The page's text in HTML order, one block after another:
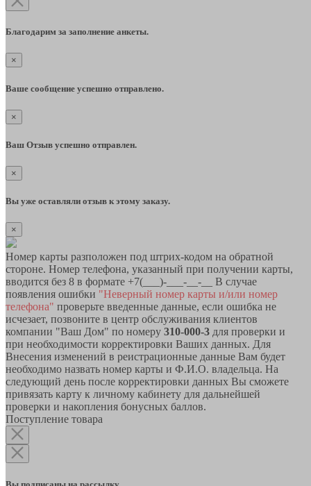
Благодарим за заполнение анкеты.
×
Ваше сообщение успешно отправлено.
×
Ваш Отзыв успешно отправлен.
×
Вы уже оставляли отзыв к этому заказу.
×
Номер карты разположен под штрих-кодом на обратной
стороне. Номер телефона, указанный при получении карты,
вводится без 8 в формате +7(___)-___-__-__ В случае
появления ошибки "Неверный номер карты и/или номер
телефона" проверьте введенные данные, если ошибка не
исчезает, позвоните в центр обслуживания клиентов
компании "Ваш Дом" по номеру 310-000-3 для проверки и
при необходимости корректировки Ваших данных. Для
Внесения изменений в реистрационные данные Вам будет
необходимо назвать номер карты и Ф.И.О. владельца. На
следующий день после корректировки данных Вы сможете
привязать карту к личному кабинету для дальнейшей
проверки и накопления бонусных баллов.
Поступление товара